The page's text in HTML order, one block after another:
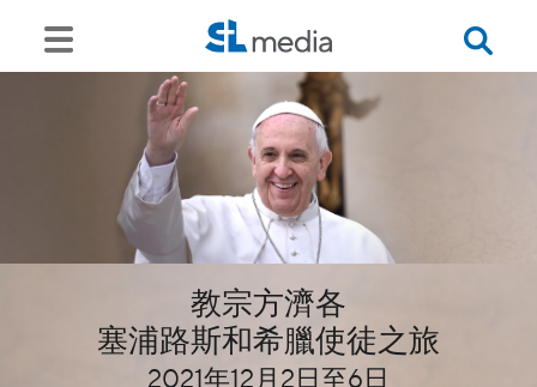
教宗方濟各
塞浦路斯和希臘使徒之旅
2021年12月2日至6日